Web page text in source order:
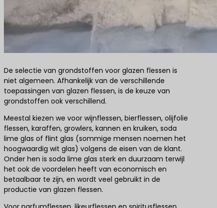
De selectie van grondstoffen voor glazen flessen is
niet algemeen. Afhankelijk van de verschillende
toepassingen van glazen flessen, is de keuze van
grondstoffen ook verschillend.
Meestal kiezen we voor wijnflessen, bierflessen, olijfolie
flessen, karaffen, growlers, kannen en kruiken, soda
lime glas of flint glas (sommige mensen noemen het
hoogwaardig wit glas) volgens de eisen van de klant.
Onder hen is soda lime glas sterk en duurzaam terwijl
het ook de voordelen heeft van economisch en
betaalbaar te zijn, en wordt veel gebruikt in de
productie van glazen flessen.